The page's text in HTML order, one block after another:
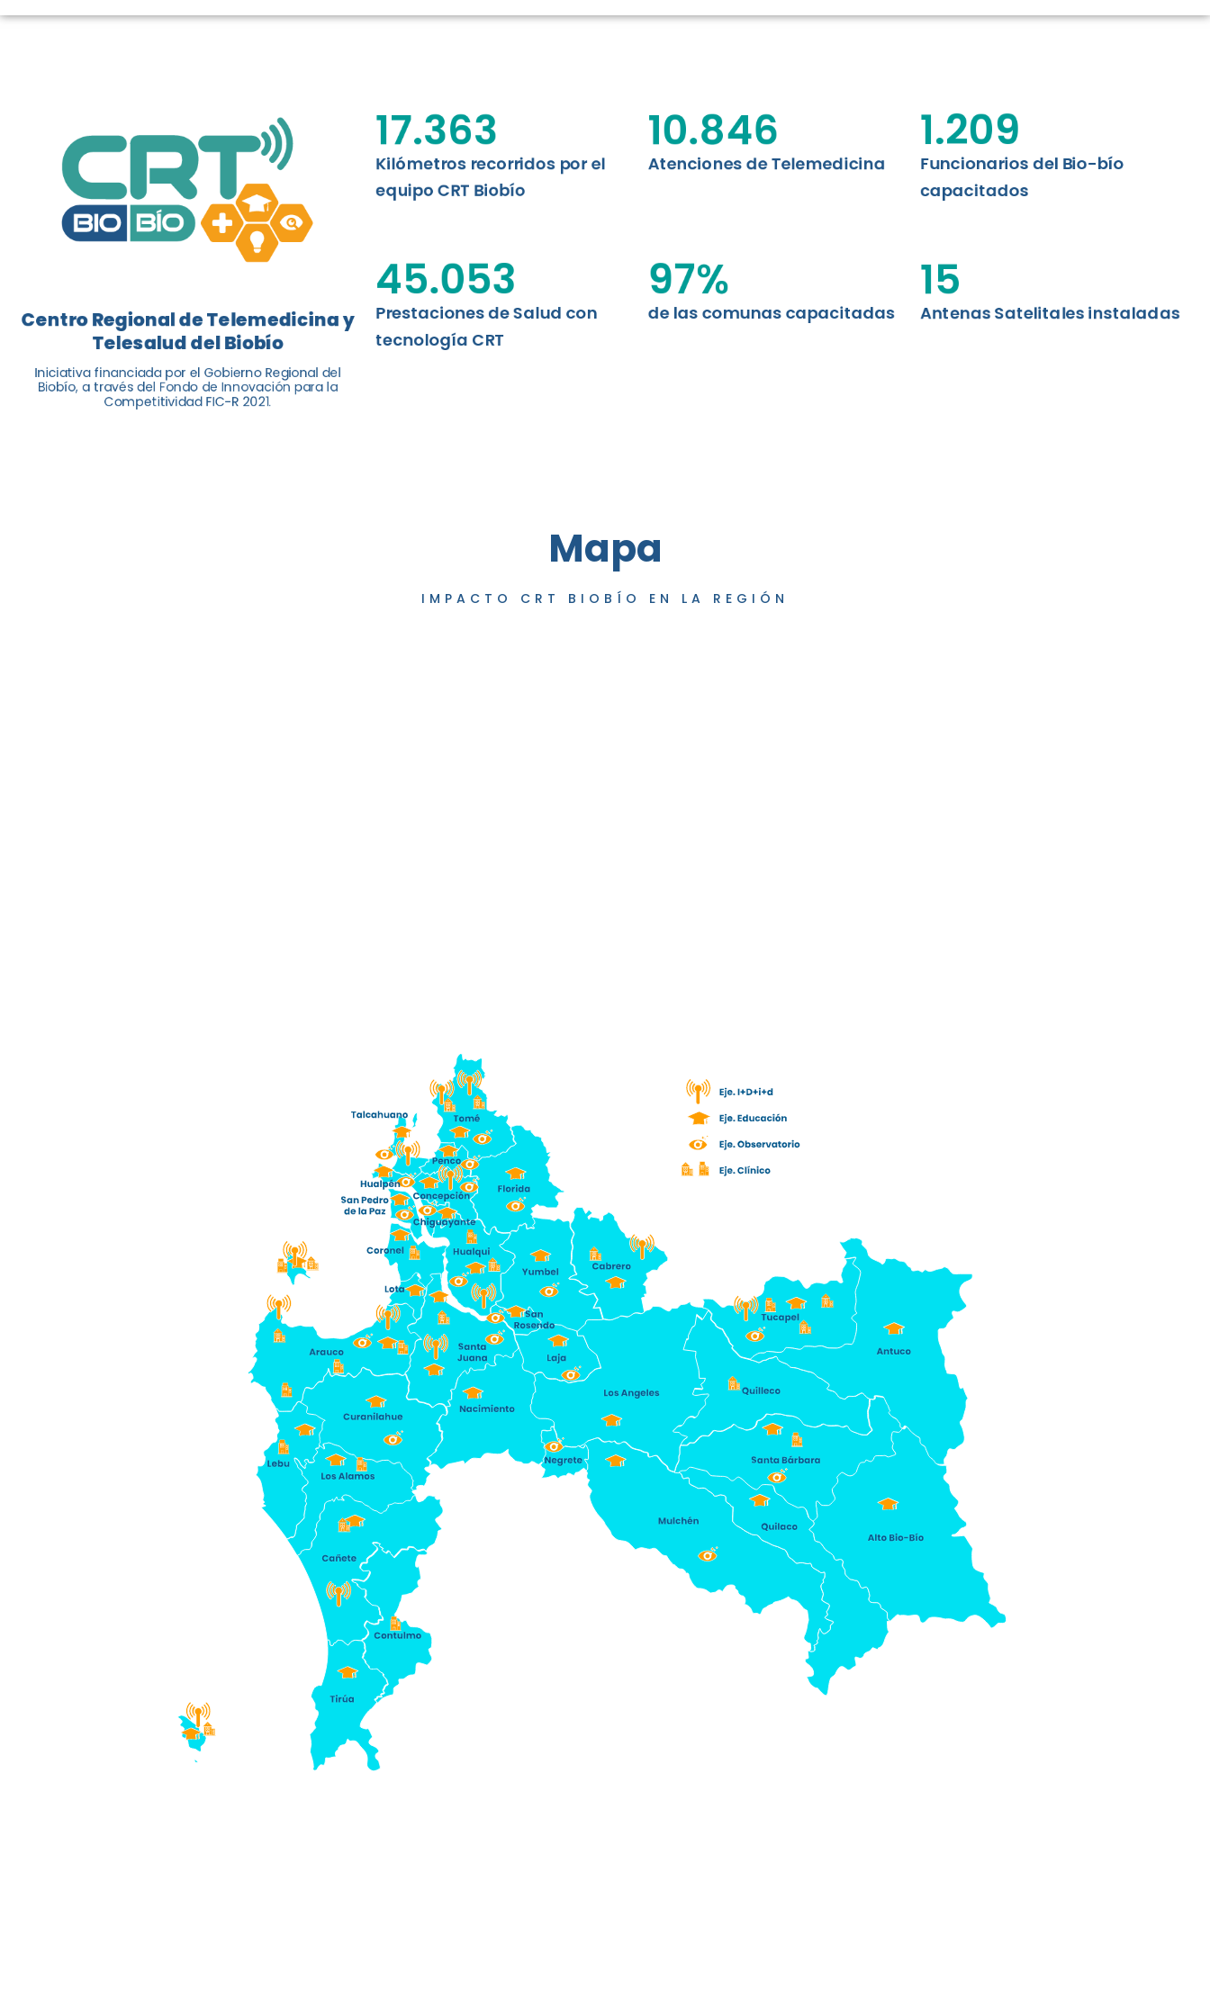
ABORDAJE CLÍNICO EN
I+D+I+E
MDPA
balance de tres años acercando la salud digital a los habitantes...
Leer más
Centro Regional de Telemedicina y
Telesalud del Biobío
Iniciativa financiada por el Gobierno Regional del
Biobío, a través del Fondo de Innovación para la
Competitividad FIC-R 2021.
Kilómetros recorridos por el
equipo CRT Biobío
17.363
Atenciones de Telemedicina
10.846
Funcionarios del Bio-bío
capacitados
1.209
Prestaciones de Salud con
tecnología CRT
45.053
de las comunas capacitadas
97%
Antenas Satelitales instaladas
15
Mapa
IMPACTO CRT BIOBÍO EN LA REGIÓN